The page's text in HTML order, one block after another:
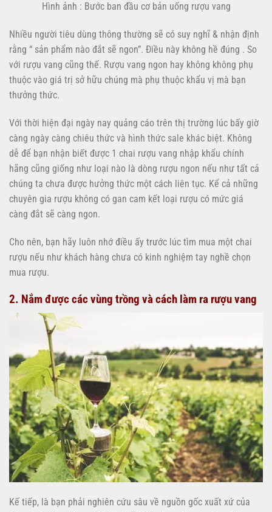
Hình ảnh : Bước ban đầu cơ bản uống rượu vang
Nhiều người tiêu dùng thông thường sẽ có suy nghĩ & nhận định
rằng “ sản phẩm nào đắt sẽ ngon”. Điều này không hề đúng . So
với rượu vang cũng thế. Rượu vang ngon hay không không phụ
thuộc vào giá trị sở hữu chúng mà phụ thuộc khẩu vị mà bạn
thưởng thức.
Với thời hiện đại ngày nay quảng cáo trên thị trường lúc bấy giờ
càng ngày càng chiêu thức và hình thức sale khác biệt. Không
dễ để bạn nhận biết được 1 chai rượu vang nhập khẩu chính
hãng cũng giống như loại nào là dòng rượu ngon nếu như tất cả
chúng ta chưa được hưởng thức một cách liên tục. Kể cả những
chuyên gia rượu không có gan cam kết loại rượu có mức giá
càng đắt sẽ càng ngon.
Cho nên, bạn hãy luôn nhớ điều ấy trước lúc tìm mua một chai
rượu nếu như khách hàng chưa có kinh nghiệm tay nghề chọn
mua rượu.
2. Nắm được các vùng trồng và cách làm ra rượu vang
Kế tiếp, là bạn phải nghiên cứu sâu về nguồn gốc xuất xứ của